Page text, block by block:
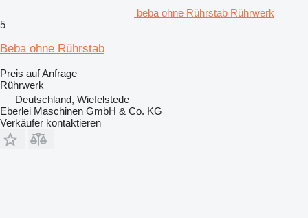
beba ohne Rührstab Rührwerk
5
Beba ohne Rührstab
Preis auf Anfrage
Rührwerk
Deutschland, Wiefelstede
Eberlei Maschinen GmbH & Co. KG
Verkäufer kontaktieren